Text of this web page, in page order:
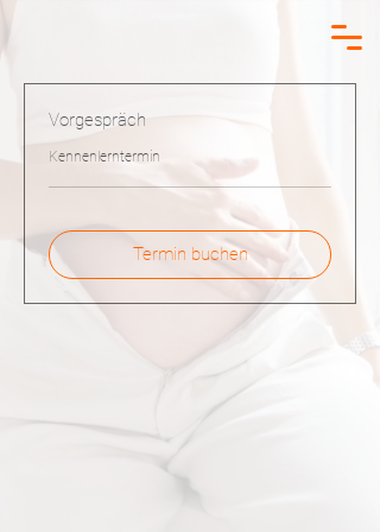
Vorgespräch
Kennenlerntermin
Termin buchen